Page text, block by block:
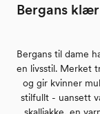
Bergans
Bergans til dame
en livsstil. Merket
og gir kvinner
stilfullt - uansett